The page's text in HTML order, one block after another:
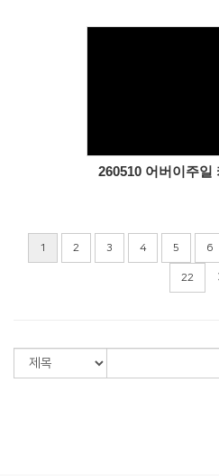
260510 어버이주일
1 2 3 4 5 6
22